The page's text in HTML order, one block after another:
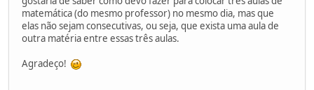
matemática (do mesmo professor) no mesmo dia, mas que
elas não sejam consecutivas, ou seja, que exista uma aula de
outra matéria entre essas três aulas.
Agradeço!